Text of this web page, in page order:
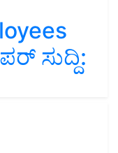
ಸುದ್ದಿ: